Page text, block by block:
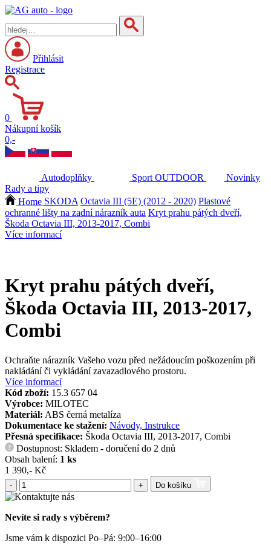
Přihlásit
Registrace
0
Nákupní košík
0,-
Autodoplňky Sport OUTDOOR
Novinky
Rady a tipy
Home SKODA Octavia III (5E) (2012 - 2020) Plastové
ochranné lišty na zadní nárazník auta Kryt prahu pátých dveří,
Škoda Octavia III, 2013-2017, Combi
Více informací
Kryt prahu pátých dveří,
Škoda Octavia III, 2013-2017,
Combi
Ochraňte nárazník Vašeho vozu před nežádoucím poškozením při
nakládání či vykládání zavazadlového prostoru.
Více informací
Kód zboží: 15.3 657 04
Výrobce: MILOTEC
Materiál: ABS černá metalíza
Dokumentace ke stažení: Návody, Instrukce
Přesná specifikace: Škoda Octavia III, 2013-2017, Combi
?
Dostupnost: Skladem - doručení do 2 dnů
Obsah balení: 1 ks
1 390,- Kč
- + Do košíku
Nevíte si rady s výběrem?
Jsme vám k dispozici Po–Pá: 9:00–16:00